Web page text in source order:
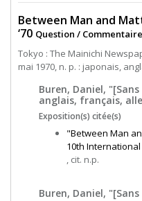
Between Man and
‘70 Question / Commentaire
Tokyo : The Mainichi
mai 1970, n. p. : japonais,
Buren, Daniel,
anglais, français,
Exposition(s) citée(s)
"Between Man
10th
, cit. n.p.
Buren, Daniel,